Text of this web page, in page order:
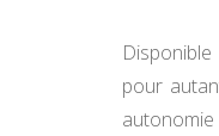
pour